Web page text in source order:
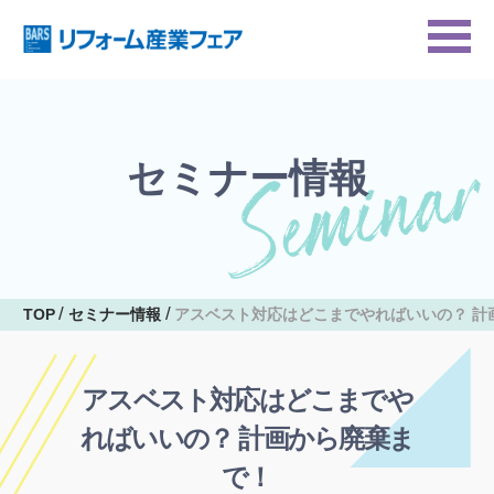
セミナー情報
TOP セミナー情報 アスベスト対応はどこまでやればいいの？ 計
アスベスト対応はどこまでや
ればいいの？ 計画から廃棄ま
で！